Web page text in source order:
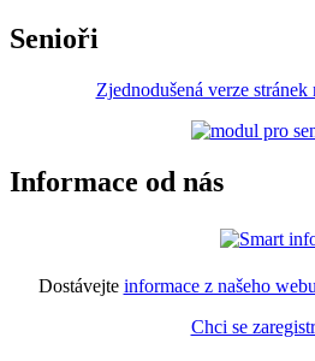
Senioři
Zjednodušená verze
Informace od nás
Dostávejte informace z našeho webu
Chci se